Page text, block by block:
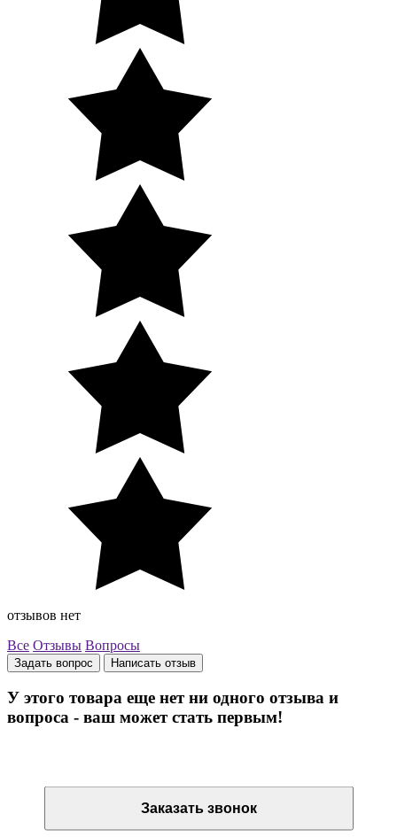
отзывов нет
Все Отзывы Вопросы
Задать вопрос Написать отзыв
У этого товара еще нет ни одного отзыва и
вопроса - ваш может стать первым!
Заказать звонок